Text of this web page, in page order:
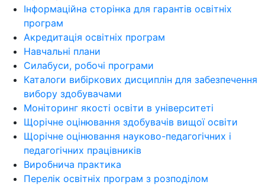
Інформаційна сторінка для гарантів освітніх
програм
Акредитація освітніх програм
Навчальні плани
Силабуси, робочі програми
Каталоги вибіркових дисциплін для забезпечення
вибору здобувачами
Моніторинг якості освіти в університеті
Щорічне оцінювання здобувачів вищої освіти
Щорічне оцінювання науково-педагогічних і
педагогічних працівників
Виробнича практика
Перелік освітніх програм з розподілoм